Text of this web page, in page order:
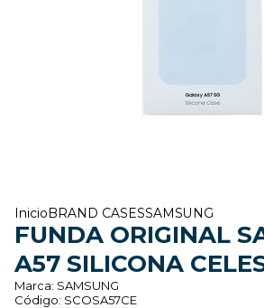
Inicio BRAND CASESSAMSUNG
FUNDA ORIGINAL
A57 SILICONA
Marca: SAMSUNG
Código: SCOSA57CE